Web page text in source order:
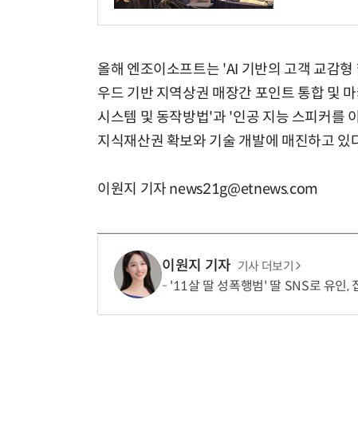
올해 엔조이소프트는 'AI 기반의 고객 교감
우드 기반 지역상권 매장간 포인트 통합 및
시스템 및 동작방법'과 '인공 지능 스피커를
지식재산권 확보와 기술 개발에 매진하고 있
이원지 기자 news21g@etnews.com
이원지 기자 기사 더보기
'11살 딸 성폭행범' 딸 SNS로 유인,